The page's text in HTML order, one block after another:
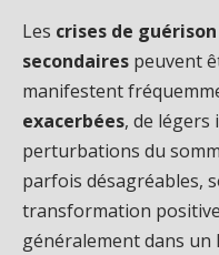
Les crises de guérison
secondaires peuvent
manifestent
exacerbées, de légers
perturbations du
parfois désagréables,
transformation
généralement dans un